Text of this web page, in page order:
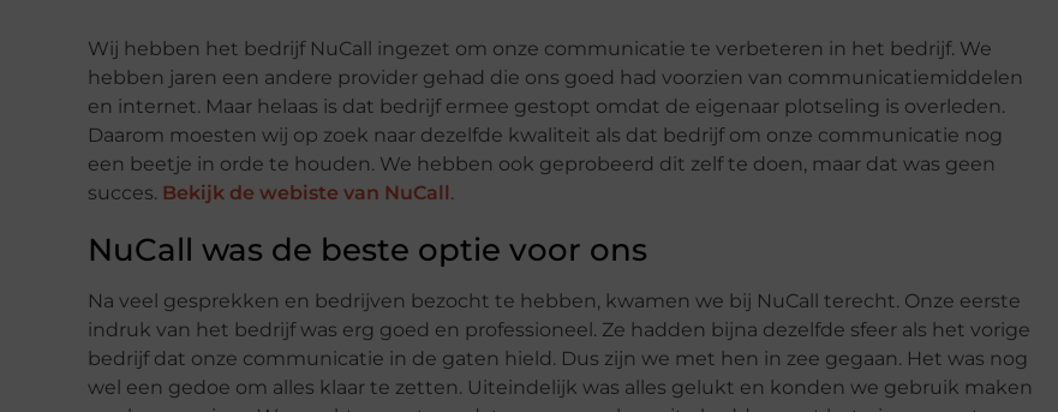
Wij hebben het bedrijf NuCall ingezet om onze communicatie te verbeteren in het bedrijf. We
hebben jaren een andere provider gehad die ons goed had voorzien van communicatiemiddelen
en internet. Maar helaas is dat bedrijf ermee gestopt omdat de eigenaar plotseling is overleden.
Daarom moesten wij op zoek naar dezelfde kwaliteit als dat bedrijf om onze communicatie nog
een beetje in orde te houden. We hebben ook geprobeerd dit zelf te doen, maar dat was geen
succes. Bekijk de webiste van NuCall.
NuCall was de beste optie voor ons
Na veel gesprekken en bedrijven bezocht te hebben, kwamen we bij NuCall terecht. Onze eerste
indruk van het bedrijf was erg goed en professioneel. Ze hadden bijna dezelfde sfeer als het vorige
bedrijf dat onze communicatie in de gaten hield. Dus zijn we met hen in zee gegaan. Het was nog
wel een gedoe om alles klaar te zetten. Uiteindelijk was alles gelukt en konden we gebruik maken